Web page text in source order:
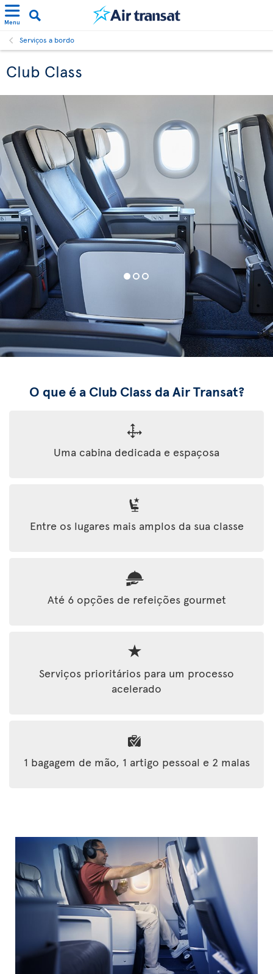
Menu
Serviços a bordo
Club Class
O que é a Club Class da Air Transat?
Uma cabina dedicada e espaçosa
Entre os lugares mais amplos da sua classe
Até 6 opções de refeições gourmet
Serviços prioritários para um processo
acelerado
1 bagagem de mão, 1 artigo pessoal e 2 malas